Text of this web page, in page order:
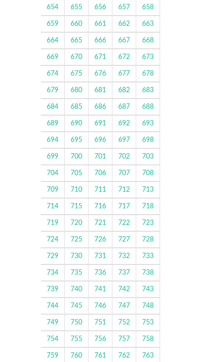
654 655 656 657 658
659 660 661 662 663
664 665 666 667 668
669 670 671 672 673
674 675 676 677 678
679 680 681 682 683
684 685 686 687 688
689 690 691 692 693
694 695 696 697 698
699 700 701 702 703
704 705 706 707 708
709 710 711 712 713
714 715 716 717 718
719 720 721 722 723
724 725 726 727 728
729 730 731 732 733
734 735 736 737 738
739 740 741 742 743
744 745 746 747 748
749 750 751 752 753
754 755 756 757 758
759 760 761 762 763